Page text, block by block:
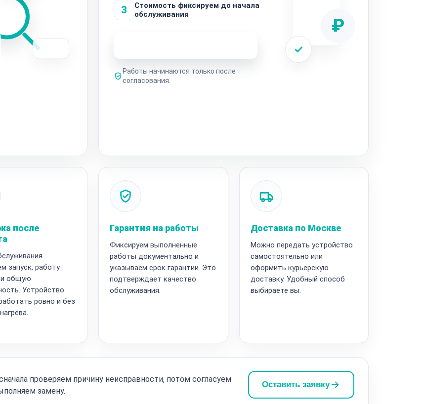
3
Стоимость фиксируем до начала
обслуживания
Работы начинаются только после
согласования.
₽
после
запуск, работу
и общую
Устройство
ровно и без
Гарантия на работы
Фиксируем выполненные
работы документально и
указываем срок гарантии. Это
подтверждает качество
обслуживания.
Доставка по Москве
Можно передать устройство
самостоятельно или
оформить курьерскую
доставку. Удобный способ
выбираете вы.
проверяем причину неисправности, потом согласуем
замену.
Оставить заявку